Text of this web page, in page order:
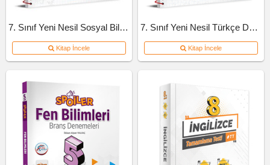
7. Sınıf Yeni Nesil Sosyal Bilgiler Defteri
Kitap İncele
7. Sınıf Yeni Nesil Türkçe Defteri
Kitap İncele